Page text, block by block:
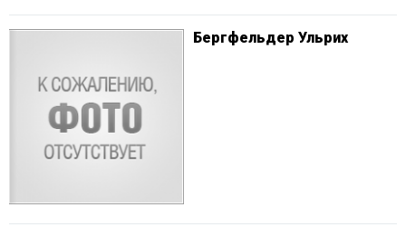
Бергфельдер Ульрих